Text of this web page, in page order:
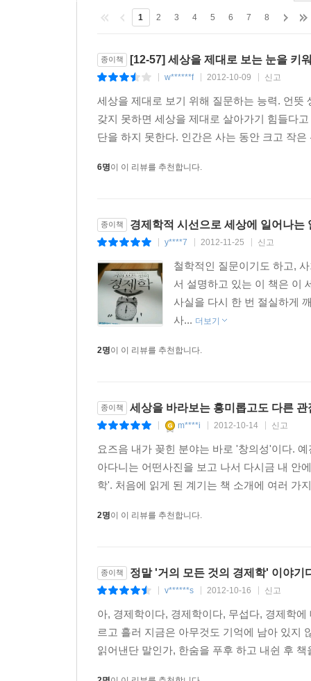
1 2 3 4 5 6 7 8
종이책 [12-57] 세상을 제대로 보는 눈을 키
w******f 2012-10-09 신고
세상을 제대로 보기 위해 질문하는 능력. 언뜻
갖지 못하면 세상을 제대로 살아가기 힘들다
단을 하지 못한다. 인간은 사는 동안 크고 작
6명이 이 리뷰를 추천합니다.
종이책 경제학적 시선으로 세상에 일어나는
y****7 2012-11-25 신고
철학적인 질문이기도 하고,
서 설명하고 있는 이 책은 이
사실을 다시 한 번 절실하게
사... 더보기
2명이 이 리뷰를 추천합니다.
종이책 세상을 바라보는 흥미롭고도 다른 관
m****i 2012-10-14 신고
요즈음 내가 꽂힌 분야는 바로 '창의성'이다.
아다니는 어떤사진을 보고 나서 다시금 내 안
학'. 처음에 읽게 된 계기는 책 소개에 여러 가
2명이 이 리뷰를 추천합니다.
종이책 정말 '거의 모든 것의 경제학' 이야기
v******s 2012-10-16 신고
아, 경제학이다, 경제학이다, 무섭다, 경제학
르고 흘러 지금은 아무것도 기억에 남아 있지
읽어낸단 말인가, 한숨을 푸후 하고 내쉰 후